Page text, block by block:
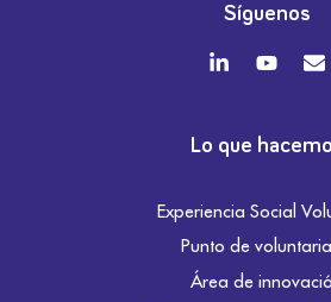
Síguenos
Lo que
Experiencia Social
Punto de
Área de